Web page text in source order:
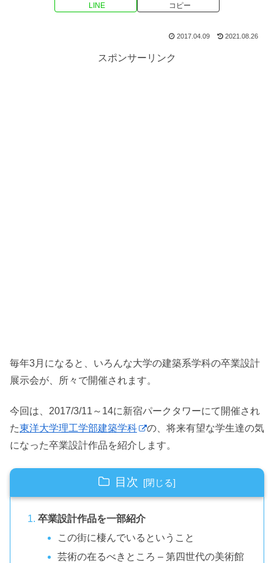
LINE コピー
2017.04.09 2021.08.26
スポンサーリンク
毎年3月になると、いろんな大学の建築系学科の卒業設計
展示会が、所々で開催されます。
今回は、2017/3/11～14に新宿パークタワーにて開催され
た東洋大学理工学部建築学科
の、将来有望な学生達の気
になった卒業設計作品を紹介します。
目次
卒業設計作品を一部紹介
この街に棲んでいるということ
芸術の在るべきところ – 第四世代の美術館